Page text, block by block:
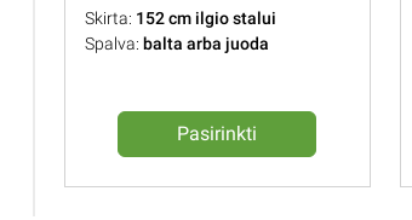
Skirta: 152 cm ilgio stalui
Spalva: balta arba juoda
Pasirinkti